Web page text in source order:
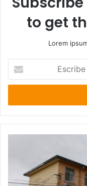
to get
Lorem
correo
millones